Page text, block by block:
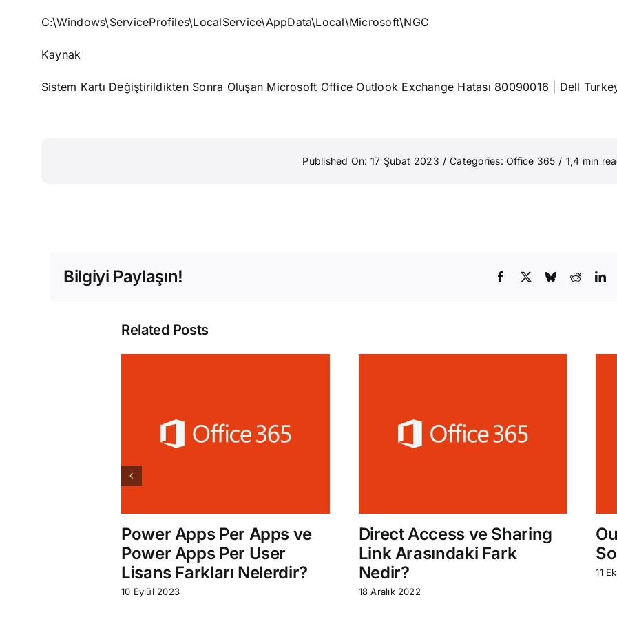
C:\Windows\ServiceProfiles\LocalService\AppData\Local\Microsoft\NGC
Kaynak
Sistem Kartı Değiştirildikten Sonra Oluşan Microsoft Office Outlook Exchange Hatası 80090016 | Dell
Published On: 17 Şubat 2023 / Categories:Office 365 / 1,4 min
Bilgiyi Paylaşın!
Related Posts
Power Apps Per Apps ve
Power Apps Per User
Lisans Farkları Nelerdir?
10 Eylül 2023
Direct Access ve Sharing
Link Arasındaki Fark
Nedir?
18 Aralık 2022
11